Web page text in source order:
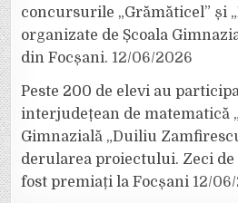
concursurile „Grămăticel” și
organizate de Școala
din Focșani. 12/06/2026
Peste 200 de elevi au
interjudețean de matematică
Gimnazială „Duiliu
derularea proiectului. Zeci de
fost premiați la Focșani 12/